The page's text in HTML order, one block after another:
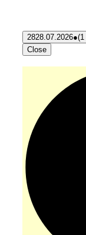
2828.07.2026●(1
Close